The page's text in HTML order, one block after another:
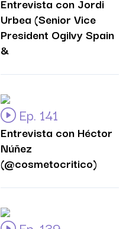
Urbea (Senior Vice
President Ogilvy Spain
&
Ep. 141
Entrevista con Héctor
Núñez
(@cosmetocritico)